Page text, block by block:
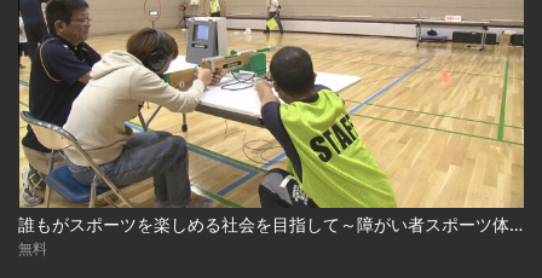
誰もがスポーツを楽しめる社会を目指して～障がい者スポーツ体験会～
無料